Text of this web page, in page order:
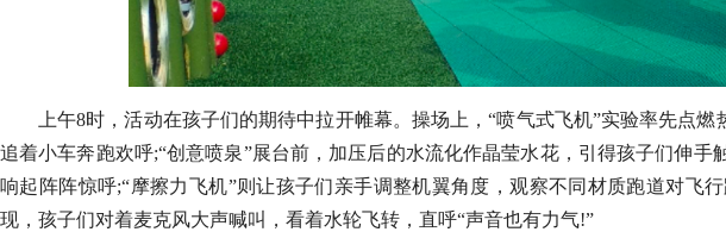
上午8时，活动在孩子们的期待中拉开帷幕。操场上，“喷气式飞机”实验率先
追着小车奔跑欢呼;“创意喷泉”展台前，加压后的水流化作晶莹水花，引得孩子们伸
响起阵阵惊呼;“摩擦力飞机”则让孩子们亲手调整机翼角度，观察不同材质跑道对飞
现，孩子们对着麦克风大声喊叫，看着水轮飞转，直呼“声音也有力气!”